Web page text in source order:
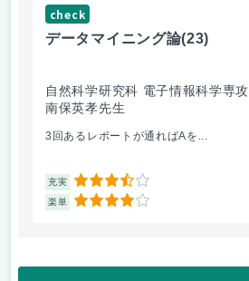
check
データマイニング論(23)
自然科学研究科 電子情報科学専攻
南保英孝先生
3回あるレポートが通ればAを...
充実 3.5
楽単 4